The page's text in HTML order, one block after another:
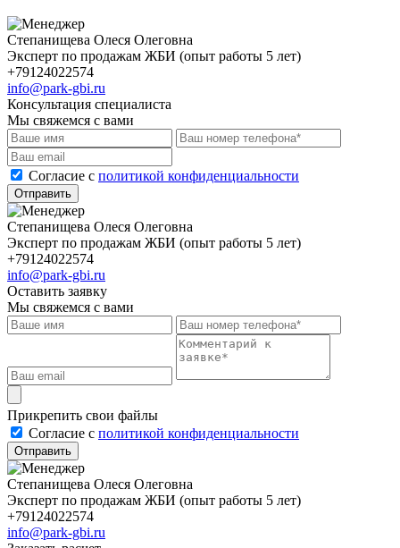
Степанищева Олеся Олеговна
Эксперт по продажам ЖБИ (опыт работы 5 лет)
+79124022574
info@park-gbi.ru
Консультация специалиста
Мы свяжемся с вами
Cогласие с политикой конфиденциальности
Отправить
Степанищева Олеся Олеговна
Эксперт по продажам ЖБИ (опыт работы 5 лет)
+79124022574
info@park-gbi.ru
Оставить заявку
Мы свяжемся с вами
Прикрепить свои файлы
Cогласие с политикой конфиденциальности
Отправить
Степанищева Олеся Олеговна
Эксперт по продажам ЖБИ (опыт работы 5 лет)
+79124022574
info@park-gbi.ru